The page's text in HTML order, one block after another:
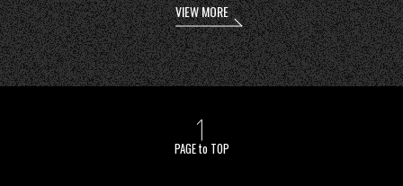
VIEW MORE
PAGE to TOP